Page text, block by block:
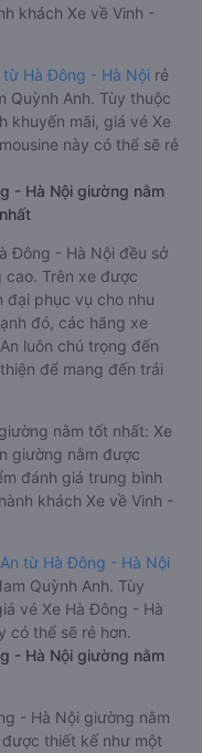
khách Xe về Vinh -
từ Hà Đông - Hà Nội rẻ
Quỳnh Anh. Tùy thuộc
khuyến mãi, giá vé Xe
này có thể sẽ rẻ
- Hà Nội giường nằm
Đông - Hà Nội đều sở
Trên xe được
phục vụ cho nhu
đó, các hãng xe
luôn chú trọng đến
để mang đến trải
nằm tốt nhất: Xe
giường nằm được
đánh giá trung bình
khách Xe về Vinh -
từ Hà Đông - Hà Nội
Quỳnh Anh. Tùy
vé Xe Hà Đông - Hà
có thể sẽ rẻ hơn.
- Hà Nội giường nằm
- Hà Nội giường nằm
thiết kế như một